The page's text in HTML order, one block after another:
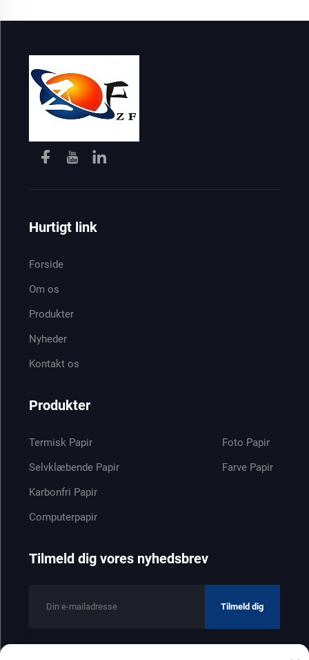
Hurtigt link
Forside
Om os
Produkter
Nyheder
Kontakt os
Produkter
Termisk Papir
Selvklæbende Papir
Karbonfri Papir
Computerpapir
Foto Papir
Farve Papir
Tilmeld dig vores nyhedsbrev
Tilmeld dig